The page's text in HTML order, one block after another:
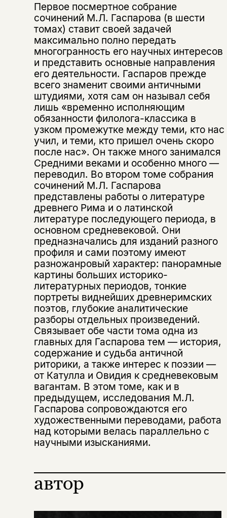
Первое посмертное собрание
сочинений М.Л. Гаспарова (в шести
томах) ставит своей задачей
максимально полно передать
многогранность его научных интересов
и представить основные направления
его деятельности. Гаспаров прежде
всего знаменит своими античными
штудиями, хотя сам он называл себя
лишь «временно исполняющим
обязанности филолога-классика в
узком промежутке между теми, кто нас
учил, и теми, кто пришел очень скоро
после нас». Он также много занимался
Средними веками и особенно много —
переводил. Во втором томе собрания
сочинений М.Л. Гаспарова
представлены работы о литературе
древнего Рима и о латинской
литературе последующего периода, в
основном средневековой. Они
предназначались для изданий разного
профиля и сами поэтому имеют
разножанровый характер: панорамные
картины больших историко-
литературных периодов, тонкие
портреты виднейших древнеримских
поэтов, глубокие аналитические
разборы отдельных произведений.
Связывает обе части тома одна из
главных для Гаспарова тем — история,
содержание и судьба античной
риторики, а также интерес к поэзии —
от Катулла и Овидия к средневековым
вагантам. В этом томе, как и в
предыдущем, исследования М.Л.
Гаспарова сопровождаются его
художественными переводами, работа
над которыми велась параллельно с
научными изысканиями.
автор
Подписка на рассылку
Раз в неделю мы отправляем рассылку
о книгах и событиях «НЛО».
Этой книги временно
нет в продаже.
Вы можете подписаться на
уведомления, и при поступлении книги
на склад получить письмо на указанный
не предназначена для
несовершеннолетних